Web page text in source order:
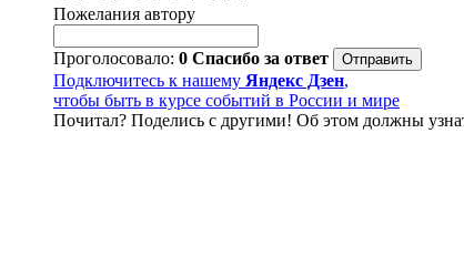
Пожелания автору
Проголосовало: 0 Спасибо за ответ
Подключитесь к нашему Яндекс Дзен,
чтобы быть в курсе событий в России и мире
Почитал? Поделись с другими! Об этом должны